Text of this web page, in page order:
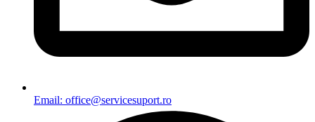
Email: office@servicesuport.ro